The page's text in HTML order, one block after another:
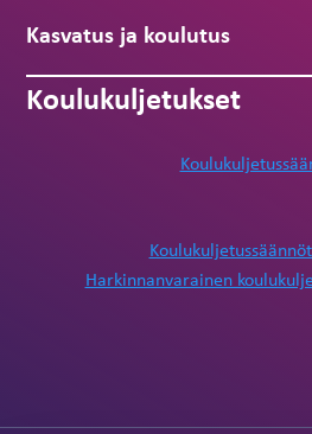
Kasvatus ja koulutus
Koulukuljetukset
Harkinnanvarainen